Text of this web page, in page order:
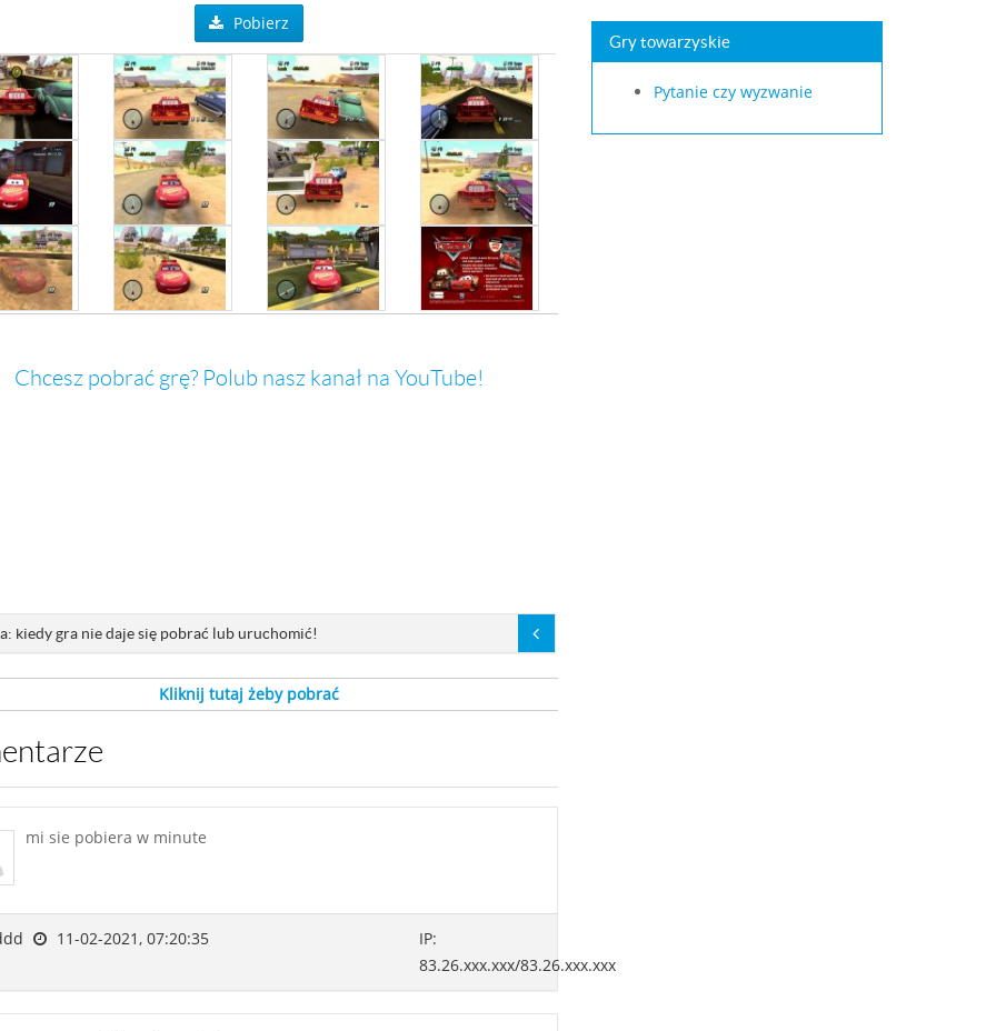
Pobierz
Chcesz pobrać grę? Polub nasz kanał na YouTube!
kiedy gra nie daje się pobrać lub uruchomić!
Kliknij tutaj żeby pobrać
mi sie pobiera w minute
11-02-2021, 07:20:35
IP:
83.26.xxx.xxx/83.26.xxx.xxx
Gry towarzyskie
Pytanie czy wyzwanie